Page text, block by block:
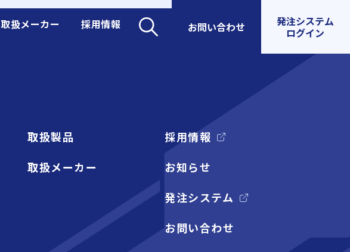
取扱メーカー 採用情報 お問い合わせ
発注システム
ログイン
取扱製品
取扱メーカー
採用情報
お知らせ
発注システム
お問い合わせ